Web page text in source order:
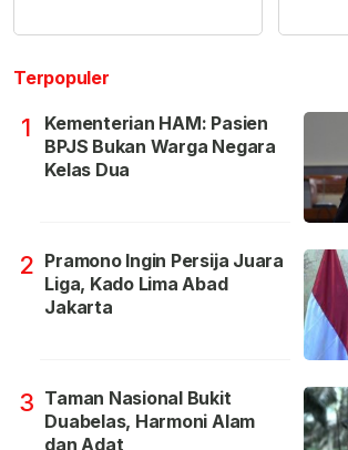
Terpopuler
1
Kementerian HAM: Pasien
BPJS Bukan Warga Negara
Kelas Dua
2 Pramono Ingin Persija Juara
Liga, Kado Lima Abad
Jakarta
3 Taman Nasional Bukit
Duabelas, Harmoni Alam
dan Adat